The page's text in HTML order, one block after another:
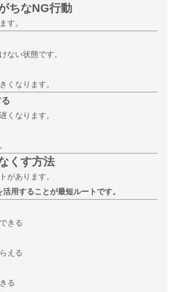
ちなNG行動
す。
ない状態です。
くなります。
くなります。
くす方法
があります。
用することが最短ルートです。
きる
える
る